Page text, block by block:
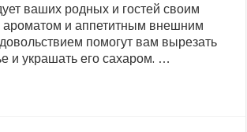
ваших родных и гостей своим
и аппетитным внешним
помогут вам вырезать
и украшать его сахаром. …